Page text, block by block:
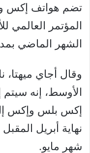
تضم هواتف إكس
المؤتمر العالمي
الشهر الماضي
وقال أجاي
الأوسط، إنه سيتم
إكس بلس وإكس
نهاية أبريل
شهر مايو.